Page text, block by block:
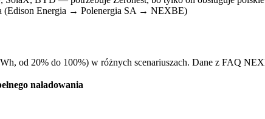
(Edison Energia → Polenergia SA → NEXBE)
od 20% do 100%) w różnych scenariuszach. Dane z FAQ
naładowania